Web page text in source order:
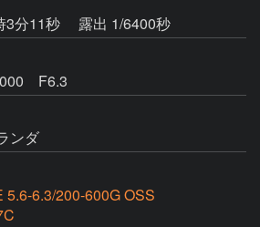
3分11秒
露出 1/6400秒
F6.3
ンダ
5.6-6.3/200-600G OSS